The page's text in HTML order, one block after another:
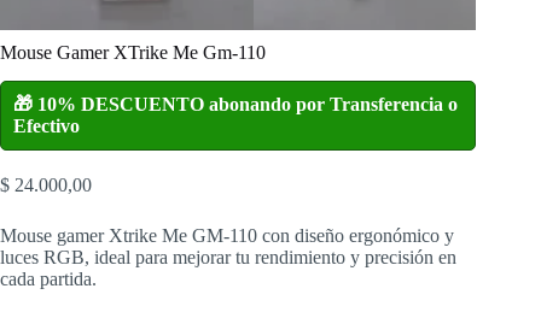
Mouse Gamer XTrike Me Gm-110
🎁 10% DESCUENTO abonando por Transferencia o
Efectivo
$ 24.000,00
Mouse gamerXtrike Me GM-110 con diseño ergonómico y
luces RGB, ideal para mejorar tu rendimiento y precisión en
cada partida.